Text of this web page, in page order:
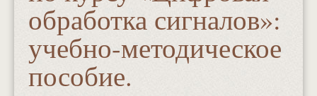
обработка сигналов»:
учебно-методическое
пособие.